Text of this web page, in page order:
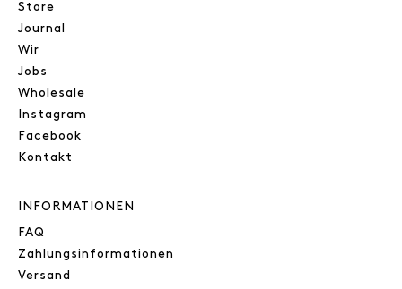
Store
Journal
Wir
Jobs
Wholesale
Instagram
Facebook
Kontakt
INFORMATIONEN
FAQ
Zahlungsinformationen
Versand